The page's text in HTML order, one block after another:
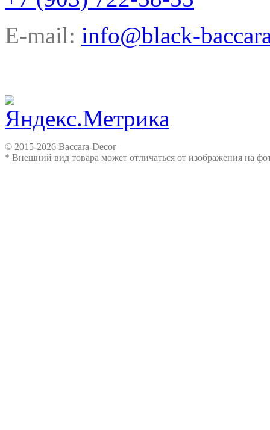
E-mail: info@black-
© 2015-2026 Baccara-Decor
* Внешний вид товара может отличаться от изображения на